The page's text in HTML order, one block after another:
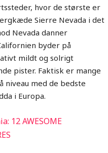
hvor de største er
Sierre Nevada i det
Nevada danner
byder på
mildt og solrigt
pister. Faktisk er mange
niveau med de bedste
i Europa.
12 AWESOME